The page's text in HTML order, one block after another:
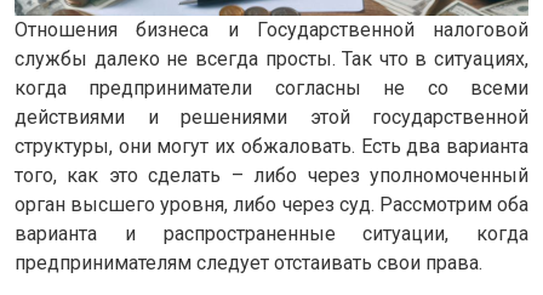
Отношения бизнеса и Государственной налоговой
службы далеко не всегда просты. Так что в ситуациях,
когда предприниматели согласны не со всеми
действиями и решениями этой государственной
структуры, они могут их обжаловать. Есть два варианта
того, как это сделать – либо через уполномоченный
орган высшего уровня, либо через суд. Рассмотрим оба
варианта и распространенные ситуации, когда
предпринимателям следует отстаивать свои права.